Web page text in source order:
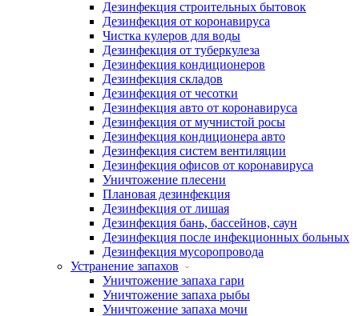
Дезинфекция строительных бытовок
Дезинфекция от коронавируса
Чистка кулеров для воды
Дезинфекция от туберкулеза
Дезинфекция кондиционеров
Дезинфекция складов
Дезинфекция от чесотки
Дезинфекция авто от коронавируса
Дезинфекция от мучнистой росы
Дезинфекция кондиционера авто
Дезинфекция систем вентиляции
Дезинфекция офисов от коронавируса
Уничтожение плесени
Плановая дезинфекция
Дезинфекция от лишая
Дезинфекция бань, бассейнов, саун
Дезинфекция после инфекционных больных
Дезинфекция мусоропровода
Устранение запахов
Уничтожение запаха гари
Уничтожение запаха рыбы
Уничтожение запаха мочи